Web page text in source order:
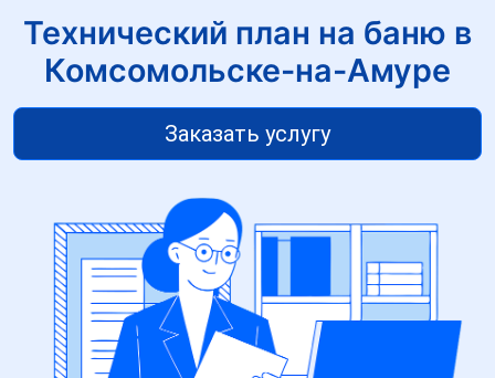
Технический план на баню в
Комсомольске-на-Амуре
Заказать услугу